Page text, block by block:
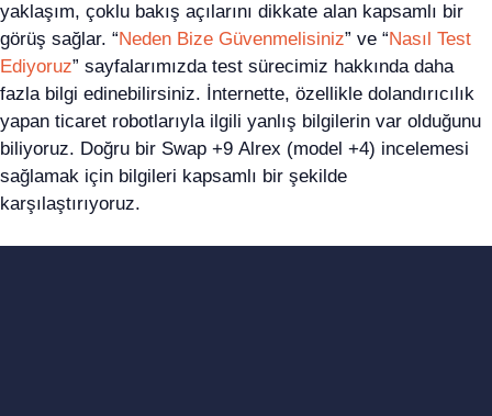
yaklaşım, çoklu bakış açılarını dikkate alan kapsamlı bir
görüş sağlar. “Neden Bize Güvenmelisiniz” ve “Nasıl Test
Ediyoruz” sayfalarımızda test sürecimiz hakkında daha
fazla bilgi edinebilirsiniz. İnternette, özellikle dolandırıcılık
yapan ticaret robotlarıyla ilgili yanlış bilgilerin var olduğunu
biliyoruz. Doğru bir Swap +9 Alrex (model +4) incelemesi
sağlamak için bilgileri kapsamlı bir şekilde
karşılaştırıyoruz.